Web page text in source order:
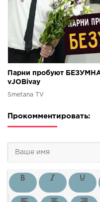
Парни пробуют
vJOBivay
Smetana TV
Прокомментировать: